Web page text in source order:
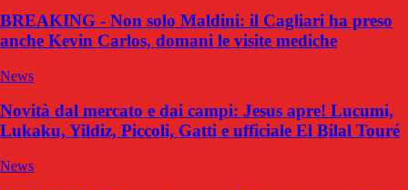
BREAKING - Non solo Maldini: il Cagliari ha preso
anche Kevin Carlos, domani le visite mediche
News
Novità dal mercato e dai campi: Jesus apre! Lucumi,
Lukaku, Yildiz, Piccoli, Gatti e ufficiale El Bilal Touré
News